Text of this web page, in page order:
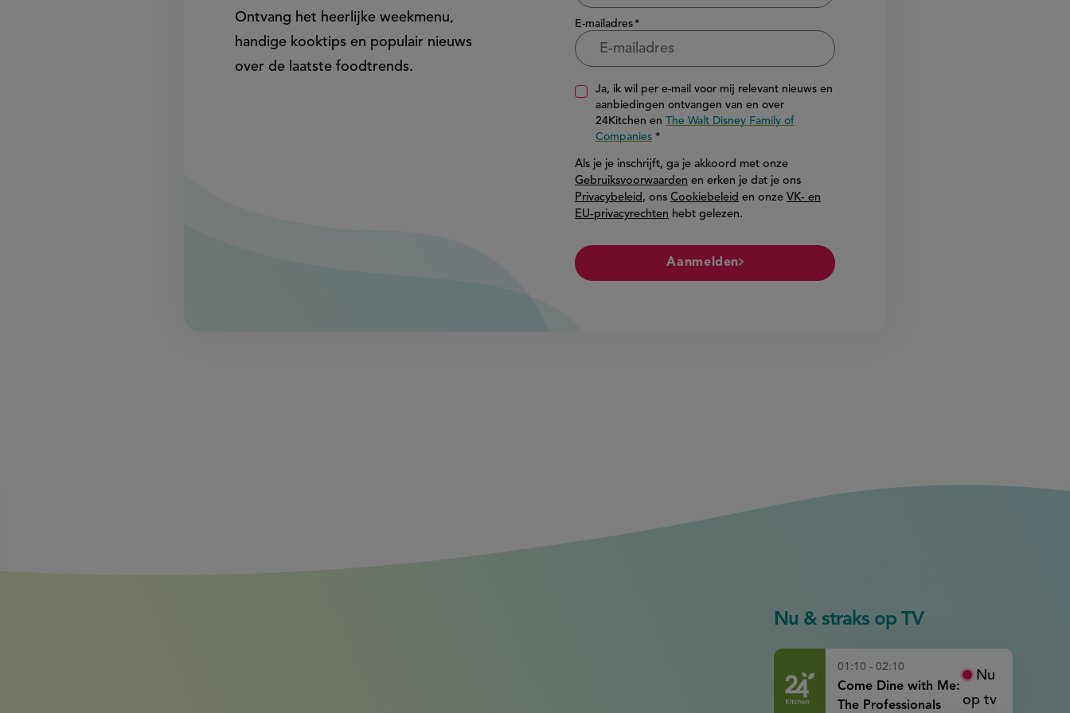
Ontvang het heerlijke weekmenu,
handige kooktips en populair nieuws
over de laatste foodtrends.
E-mailadres
Ja, ik wil per e-mail voor mij relevant nieuws en
aanbiedingen ontvangen van en over
24Kitchen en The Walt Disney Family of
Companies
Als je je inschrijft, ga je akkoord met onze
Gebruiksvoorwaarden en erken je dat je ons
Privacybeleid, ons Cookiebeleid en onze VK- en
EU-privacyrechten hebt gelezen.
Aanmelden
Nu & straks op TV
01:10 - 02:10
Come Dine with Me:
The Professionals
Nu
op tv